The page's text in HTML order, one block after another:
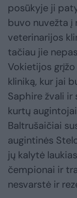
posūkyje ji
buvo nuvežta į
veterinarijos
tačiau jie
Vokietijos
kliniką, kur jai
Saphire žvali ir
kurtų
Baltrušaičiai
augintinės
jų kalytė
čempionai ir
nesvarstė ir